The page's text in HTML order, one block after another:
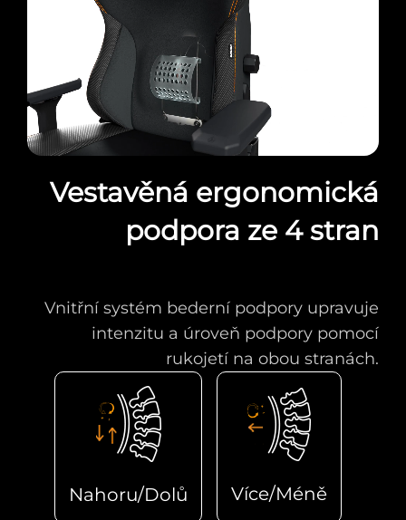
Vestavěná ergonomická
podpora ze 4 stran
Vnitřní systém bederní podpory upravuje
intenzitu a úroveň podpory pomocí
rukojetí na obou stranách.
Nahoru/Dolů Více/Méně